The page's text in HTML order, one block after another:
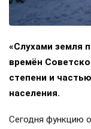
«Слухами земля
времён
степени и
населения.
Сегодня функцию